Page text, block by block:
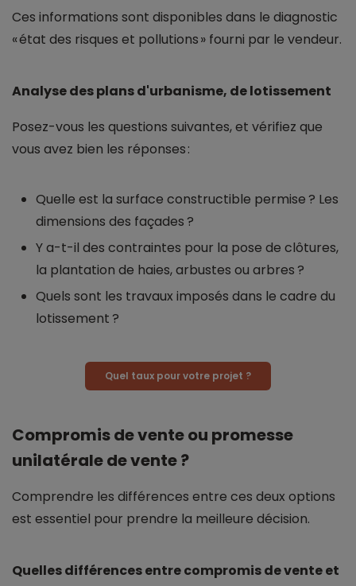
Ces informations sont disponibles dans le diagnostic
« état des risques et pollutions » fourni par le vendeur.
Analyse des plans d'urbanisme, de lotissement
Posez-vous les questions suivantes, et vérifiez que
vous avez bien les réponses :
Quelle est la surface constructible permise ? Les
dimensions des façades ?
Y a-t-il des contraintes pour la pose de clôtures,
la plantation de haies, arbustes ou arbres ?
Quels sont les travaux imposés dans le cadre du
lotissement ?
Quel taux pour votre projet ?
Compromis de vente ou promesse
unilatérale de vente ?
Comprendre les différences entre ces deux options
est essentiel pour prendre la meilleure décision.
Quelles différences entre compromis de vente et